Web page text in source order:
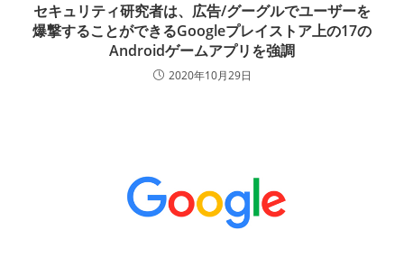
セキュリティ研究者は、広告/グーグルでユーザーを
爆撃することができるGoogleプレイストア上の17の
Androidゲームアプリを強調
2020年10月29日